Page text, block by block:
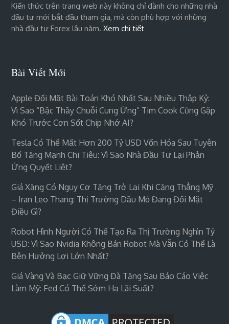
Kiến thức trên trang web này không chỉ dành cho những nhà
đầu tư mới bắt đầu tham gia, mà còn phù hợp với những
nhà đầu tư Forex lâu năm.Xem chi tiết
Bài Viết Mới
Apple Đối Mặt Bài Toán Khó Nhất Sau Nhiều Thập Kỷ:
Vì Sao “bậc Thầy Chuỗi Cung Ứng” Tim Cook Cũng Gặp
Khó Trước Cơn Sốt Chip Nhớ AI?
Tesla Có Thể Mất Hơn 200 Tỷ USD Vốn Hóa Sau Tuyên
Bố Tăng Mạnh Chi Tiêu: Vì Sao Nhà Đầu Tư Lại Phản
Ứng Quyết Liệt?
Giá Xăng Có Nguy Cơ Tăng Trở Lại Khi Căng Thẳng Mỹ
– Iran Leo Thang: Thị Trường Dầu Mỏ Đang Đối Mặt
Điều Gì?
Robot Hình Người Có Thể Tạo Ra Thị Trường Nghìn Tỷ
USD: Vì Sao Nvidia Không Bán Robot Mà Vẫn Có Thể Là
Bên Hưởng Lợi Lớn Nhất?
Giá Vàng Và Bạc Giữ Vững Đà Tăng Sau Báo Cáo Việc
Làm Mỹ: Fed Có Thể Sớm Hạ Lãi Suất?